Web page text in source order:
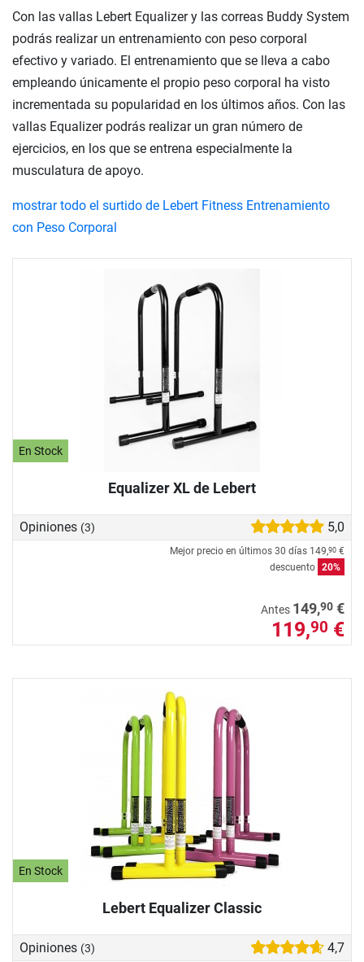
En Stock
Equalizer XL de Lebert
Opiniones (3) 5,0
Mejor precio en últimos 30 días 149,90 €
descuento 20%
Antes 149,90 €
119,90 €
En Stock
Lebert Equalizer Classic
Opiniones (3) 4,7
Con las vallas Lebert Equalizer y las correas Buddy System
podrás realizar un entrenamiento con peso corporal
efectivo y variado. El entrenamiento que se lleva a cabo
empleando únicamente el propio peso corporal ha visto
incrementada su popularidad en los últimos años. Con las
vallas Equalizer podrás realizar un gran número de
ejercicios, en los que se entrena especialmente la
musculatura de apoyo.
mostrar todo el surtido de Lebert Fitness Entrenamiento
con Peso Corporal